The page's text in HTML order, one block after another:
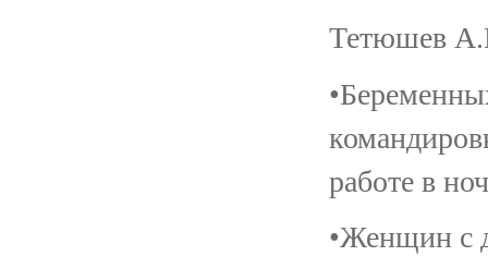
Тетюшев
работе в
•Женщин с